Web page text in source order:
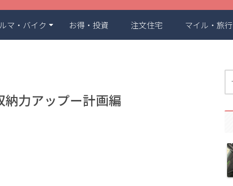
マ・バイク お得・投資 注文住宅 マイル・旅行
納力アップー計画編